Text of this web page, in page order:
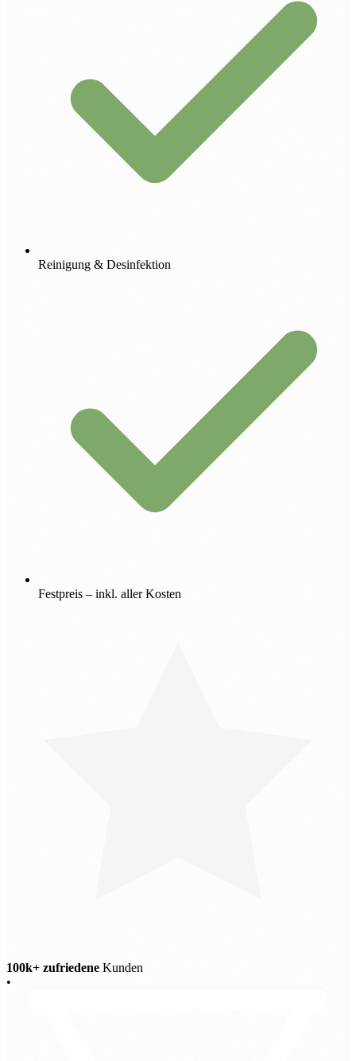
Reinigung & Desinfektion
Festpreis – inkl. aller Kosten
100k+ zufriedene Kunden
•